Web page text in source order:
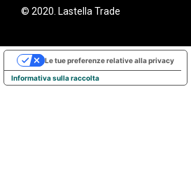
© 2020. Lastella Trade
Informativa sulla raccolta
Le tue preferenze relative alla privacy